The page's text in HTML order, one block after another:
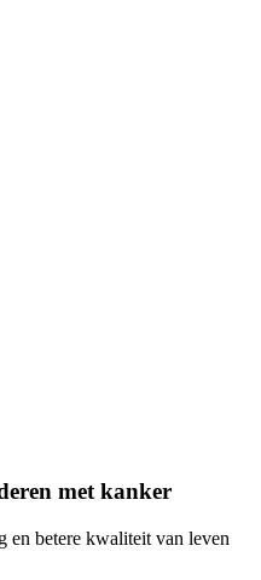
met kanker
en betere kwaliteit van leven